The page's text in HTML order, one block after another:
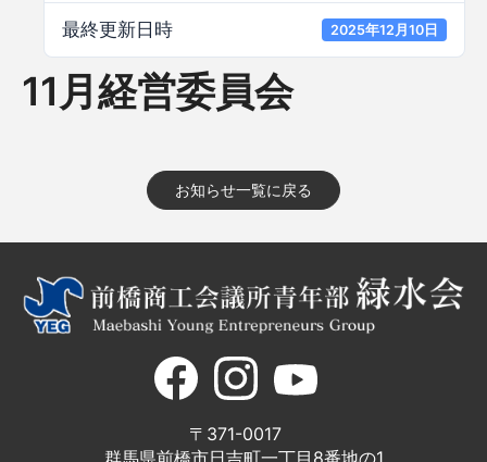
最終更新日時 2025年12月10日
11月経営委員会
お知らせ一覧に戻る
〒371-0017